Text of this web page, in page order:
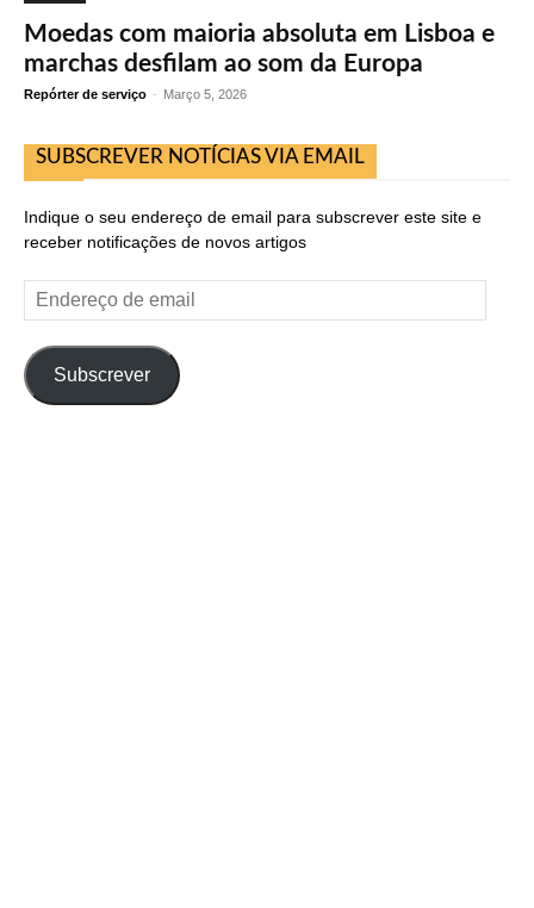
Moedas com maioria absoluta em Lisboa e
marchas desfilam ao som da Europa
Repórter de serviço - Março 5, 2026
SUBSCREVER NOTÍCIAS VIA EMAIL
Indique o seu endereço de email para subscrever este site e
receber notificações de novos artigos
Endereço
de
Subscrever